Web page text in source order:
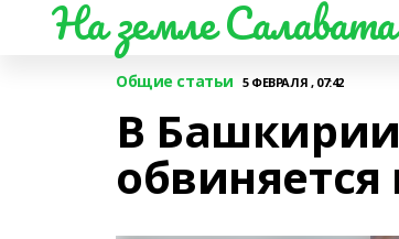
На земле Салавата
Общие статьи 5 ФЕВРАЛЯ , 07:42
В
обвиняется